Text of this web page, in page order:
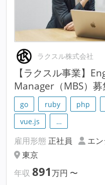
ラクスル株式会社
【ラクスル事業】
Manager（MBS）募
go ruby php
vue.js
…
雇用形態 正社員
エ
東京
年収 891万円 〜